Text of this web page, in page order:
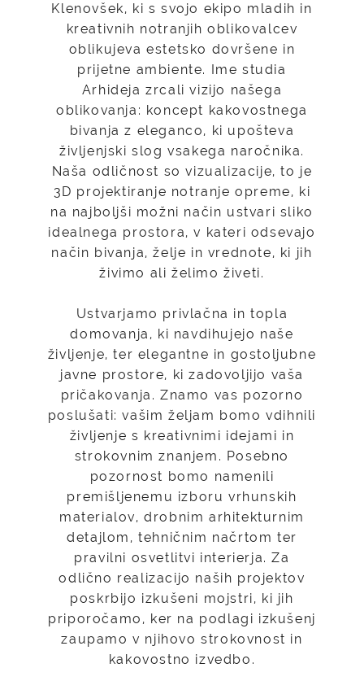
Klenovšek, ki s svojo ekipo mladih in
kreativnih notranjih oblikovalcev
oblikujeva estetsko dovršene in
prijetne ambiente. Ime studia
Arhideja zrcali vizijo našega
oblikovanja: koncept kakovostnega
bivanja z eleganco, ki upošteva
življenjski slog vsakega naročnika.
Naša odličnost so vizualizacije, to je
3D projektiranje notranje opreme, ki
na najboljši možni način ustvari sliko
idealnega prostora, v kateri odsevajo
način bivanja, želje in vrednote, ki jih
živimo ali želimo živeti.
Ustvarjamo privlačna in topla
domovanja, ki navdihujejo naše
življenje, ter elegantne in gostoljubne
javne prostore, ki zadovoljijo vaša
pričakovanja. Znamo vas pozorno
poslušati: vašim željam bomo vdihnili
življenje s kreativnimi idejami in
strokovnim znanjem. Posebno
pozornost bomo namenili
premišljenemu izboru vrhunskih
materialov, drobnim arhitekturnim
detajlom, tehničnim načrtom ter
pravilni osvetlitvi interierja. Za
odlično realizacijo naših projektov
poskrbijo izkušeni mojstri, ki jih
priporočamo, ker na podlagi izkušenj
zaupamo v njihovo strokovnost in
kakovostno izvedbo.